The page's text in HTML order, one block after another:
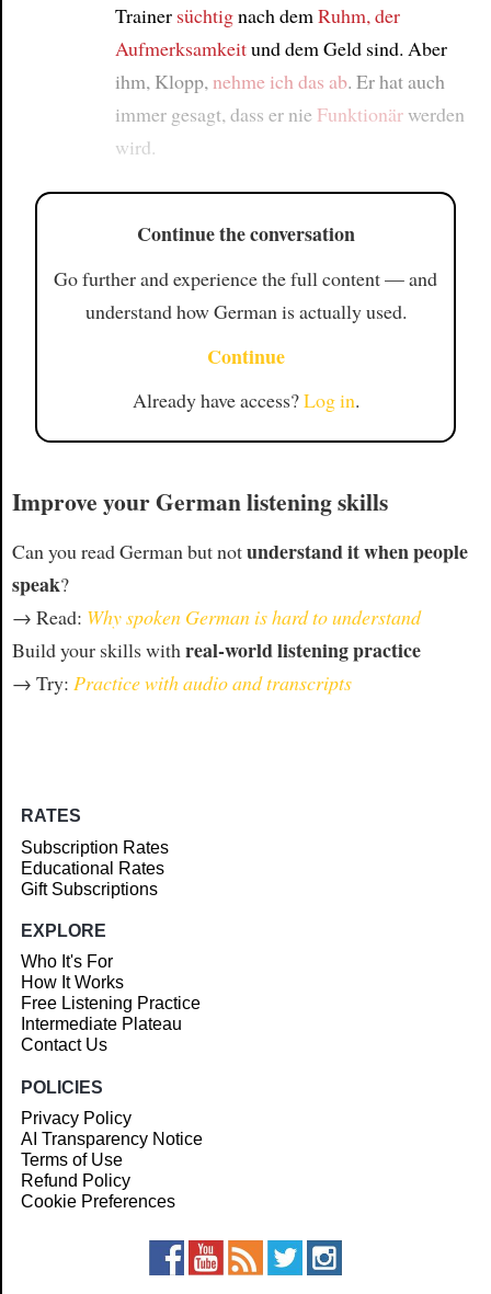
Trainer süchtignach dem Ruhm, der
Aufmerksamkeitund dem Geld sind. Aber
ihm, Klopp, nehme ich das ab. Er hat auch
immer gesagt, dass er nie Funktionärwerden
wird.
Continue the conversation
Go further and experience the full content — and
understand how German is actually used.
Continue
Already have access?Log in.
Improve your German listening skills
Can you read German but notunderstand it when people
speak?
→ Read: Why spoken German is hard to understand
Build your skills withreal-world listening practice
→ Try: Practice with audio and transcripts
RATES
Subscription Rates
Educational Rates
Gift Subscriptions
EXPLORE
Who It's For
How It Works
Free Listening Practice
Intermediate Plateau
Contact Us
POLICIES
Privacy Policy
AI Transparency Notice
Terms of Use
Refund Policy
Cookie Preferences